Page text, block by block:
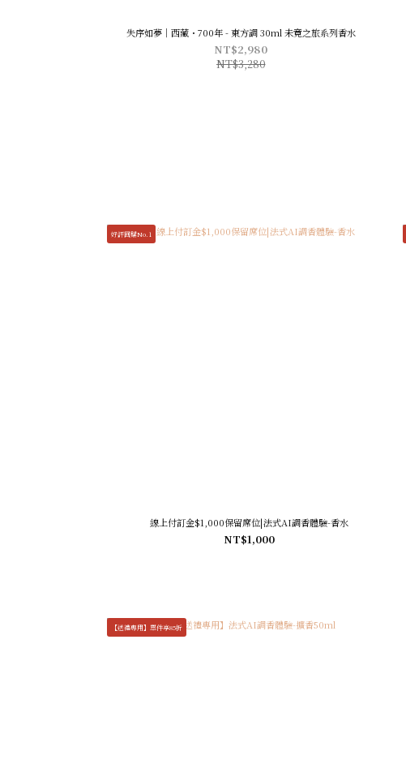
失序如夢｜西藏・700年 - 東方調 30ml 未竟之旅系列香水
NT$2,980
NT$3,280
好評回購No.1
線上付訂金$1,000保留席位|法式AI調香體驗-香水
NT$1,000
【送禮專用】單件享85折